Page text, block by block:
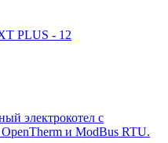
PLUS - 12
электрокотел с
и ModBus RTU.